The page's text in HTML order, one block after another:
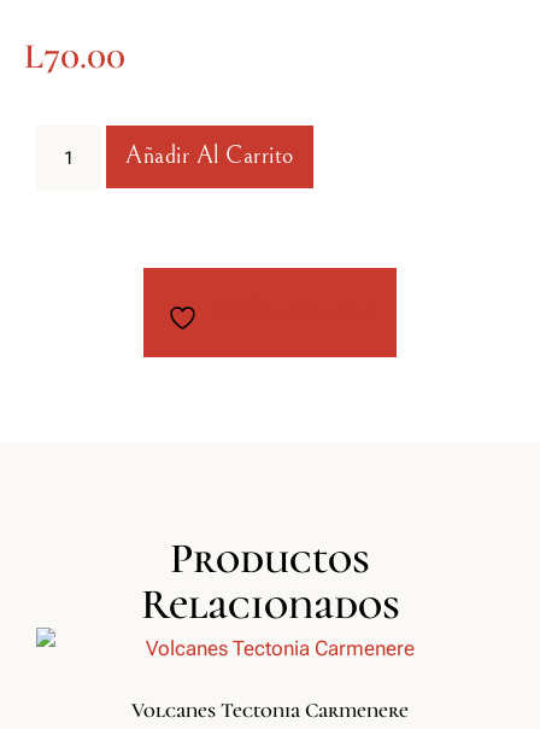
L70.00
Añadir Al Carrito
Productos
Relacionados
Volcanes Tectonia Carmenere